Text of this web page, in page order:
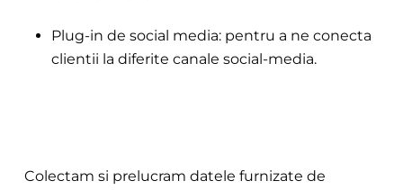
Plug-in de social media: pentru a ne conecta
clientii la diferite canale social-media.
Colectam si prelucram datele furnizate de